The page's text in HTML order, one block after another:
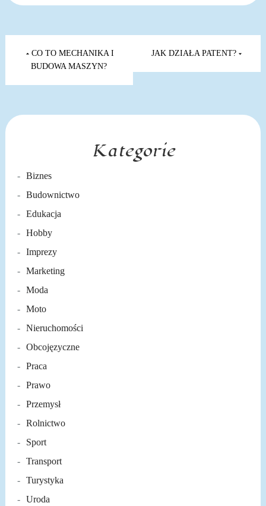
Nawigacja
wpisu
CO TO MECHANIKA I
BUDOWA MASZYN?
JAK DZIAŁA PATENT?
Kategorie
Biznes
Budownictwo
Edukacja
Hobby
Imprezy
Marketing
Moda
Moto
Nieruchomości
Obcojęzyczne
Praca
Prawo
Przemysł
Rolnictwo
Sport
Transport
Turystyka
Uroda